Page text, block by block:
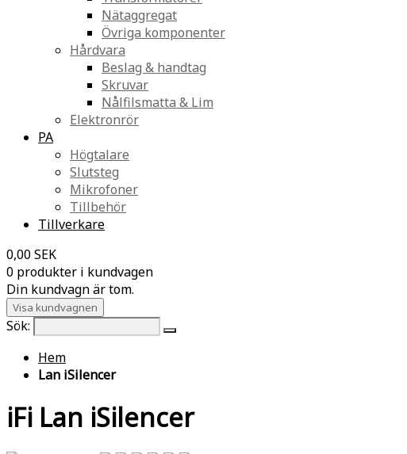
Nätaggregat
Övriga komponenter
Hårdvara
Beslag & handtag
Skruvar
Nålfilsmatta & Lim
Elektronrör
PA
Högtalare
Slutsteg
Mikrofoner
Tillbehör
Tillverkare
0,00 SEK
0 produkter i kundvagen
Din kundvagn är tom.
Visa kundvagnen
Sök:
Hem
Lan iSilencer
iFi Lan iSilencer